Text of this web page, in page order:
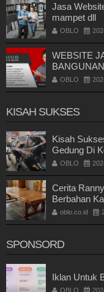
Jasa
mampet dll
OBLO
WEBSITE
BANGUNAN
OBLO
KISAH SUKSES
Kisah
Gedung Di
OBLO
Cerita
Berbahan
oblo.co.id
SPONSORD
Iklan Untuk
OBLO